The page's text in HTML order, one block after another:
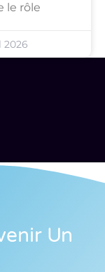
le rôle
2026
Un